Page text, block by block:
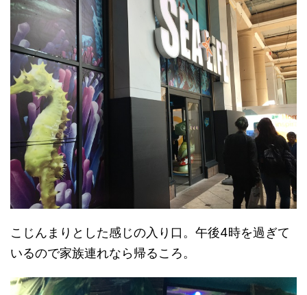
こじんまりとした感じの入り口。午後4時を過ぎて
いるので家族連れなら帰るころ。